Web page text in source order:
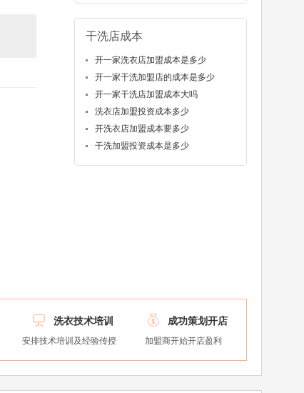
干洗店成本
开一家洗衣店加盟成本是多少
开一家干洗加盟店的成本是多少
开一家干洗店加盟成本大吗
洗衣店加盟投资成本多少
开洗衣店加盟成本要多少
干洗加盟投资成本是多少
 洗衣技术培训
安排技术培训及经验传授
 成功策划开店
加盟商开始开店盈利